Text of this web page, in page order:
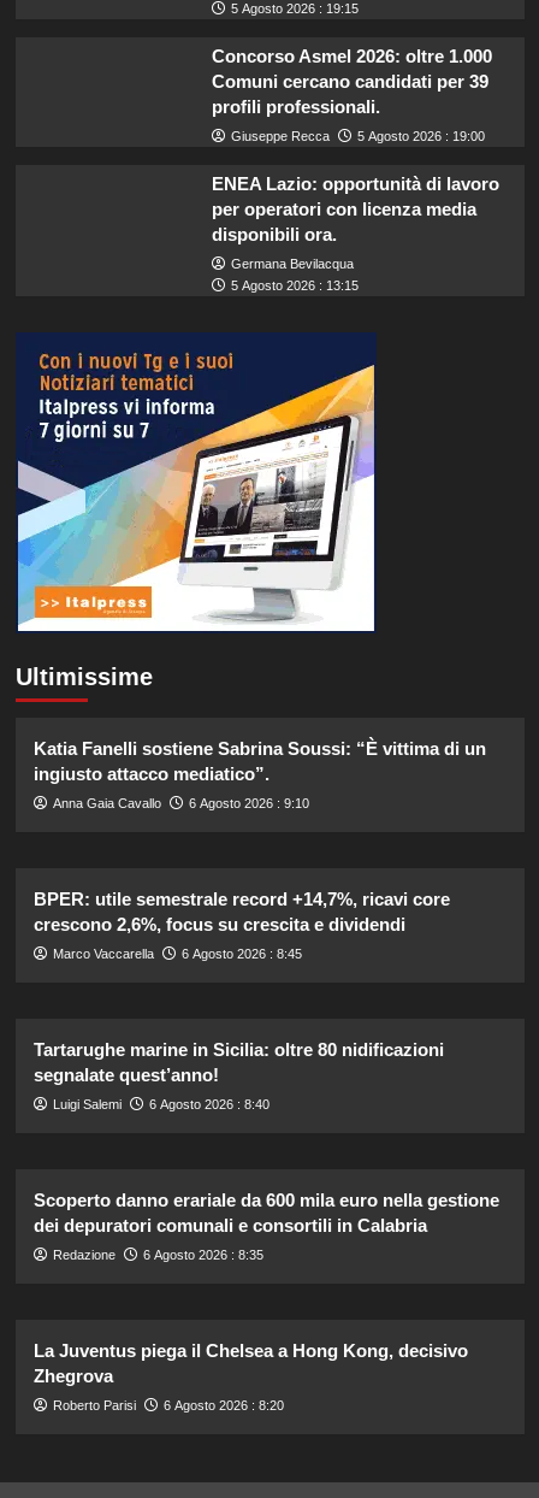
5 Agosto 2026 : 19:15
Concorso Asmel 2026: oltre 1.000
Comuni cercano candidati per 39
profili professionali.
Giuseppe Recca 5 Agosto 2026 : 19:00
ENEA Lazio: opportunità di lavoro
per operatori con licenza media
disponibili ora.
Germana Bevilacqua
5 Agosto 2026 : 13:15
Ultimissime
Katia Fanelli sostiene Sabrina Soussi: “È vittima di un
ingiusto attacco mediatico”.
Anna Gaia Cavallo 6 Agosto 2026 : 9:10
BPER: utile semestrale record +14,7%, ricavi core
crescono 2,6%, focus su crescita e dividendi
Marco Vaccarella 6 Agosto 2026 : 8:45
Tartarughe marine in Sicilia: oltre 80 nidificazioni
segnalate quest’anno!
Luigi Salemi 6 Agosto 2026 : 8:40
Scoperto danno erariale da 600 mila euro nella gestione
dei depuratori comunali e consortili in Calabria
Redazione 6 Agosto 2026 : 8:35
La Juventus piega il Chelsea a Hong Kong, decisivo
Zhegrova
Roberto Parisi 6 Agosto 2026 : 8:20